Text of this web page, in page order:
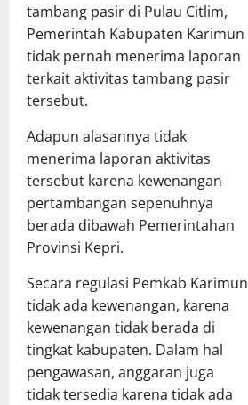
tambang pasir di Pulau Citlim,
Pemerintah Kabupaten Karimun
tidak pernah menerima laporan
terkait aktivitas tambang pasir
tersebut.
Adapun alasannya tidak
menerima laporan aktivitas
tersebut karena kewenangan
pertambangan sepenuhnya
berada dibawah Pemerintahan
Provinsi Kepri.
Secara regulasi Pemkab Karimun
tidak ada kewenangan, karena
kewenangan tidak berada di
tingkat kabupaten. Dalam hal
pengawasan, anggaran juga
tidak tersedia karena tidak ada